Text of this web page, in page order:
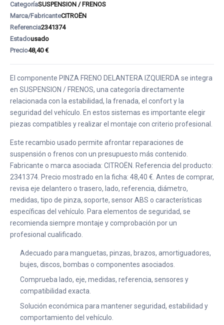
CategoríaSUSPENSION / FRENOS
Marca/FabricanteCITROËN
Referencia2341374
Estadousado
Precio48,40 €
El componente PINZA FRENO DELANTERA IZQUIERDA se integra
en SUSPENSION / FRENOS, una categoría directamente
relacionada con la estabilidad, la frenada, el confort y la
seguridad del vehículo. En estos sistemas es importante elegir
piezas compatibles y realizar el montaje con criterio profesional.
Este recambio usado permite afrontar reparaciones de
suspensión o frenos con un presupuesto más contenido.
Fabricante o marca asociada: CITROËN. Referencia del producto:
2341374. Precio mostrado en la ficha: 48,40 €. Antes de comprar,
revisa eje delantero o trasero, lado, referencia, diámetro,
medidas, tipo de pinza, soporte, sensor ABS o características
específicas del vehículo. Para elementos de seguridad, se
recomienda siempre montaje y comprobación por un
profesional cualificado.
Adecuado para manguetas, pinzas, brazos, amortiguadores,
bujes, discos, bombas o componentes asociados.
Comprueba lado, eje, medidas, referencia, sensores y
compatibilidad exacta.
Solución económica para mantener seguridad, estabilidad y
comportamiento del vehículo.